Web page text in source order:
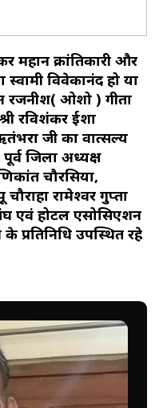
महान क्रांतिकारी और
विवेकानंद हो या
रजनीश( ओशो ) गीता
श्री रविशंकर ईशा
जी का वात्सल्य
जिला अध्यक्ष
चौरसिया,
रामेश्वर गुप्ता
एवं होटल एसोसिएशन
प्रतिनिधि उपस्थित रहे